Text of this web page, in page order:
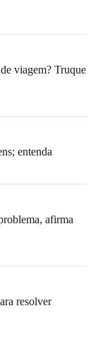
viagem? Truque
entenda
afirma
resolver